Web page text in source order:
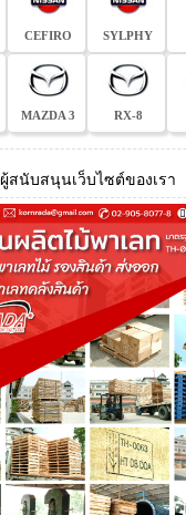
CEFIRO SYLPHY
MAZDA 3 RX-8
ผู้สนับสนุนเว็บไซต์ของเรา